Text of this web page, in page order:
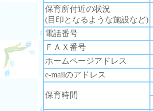
保育所付近の状況
(目印となるような施設など)
電話番号
ＦＡＸ番号
ホームページアドレス
e-mailのアドレス
保育時間